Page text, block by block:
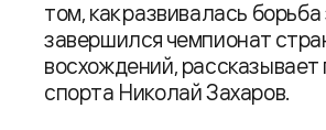
том, как развивалась
завершился чемпионат
восхождений,
спорта Николай Захаров.